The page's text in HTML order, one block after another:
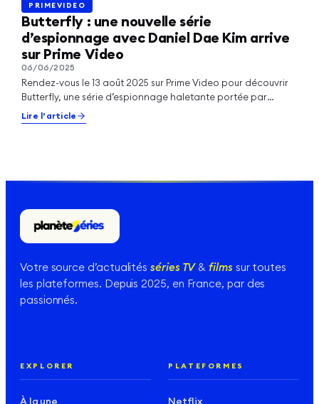
PRIMEVIDEO
PRIMEVIDEO
Butterfly : une nouvelle série
d’espionnage avec Daniel Dae Kim arrive
sur Prime Video
06/06/2025
Rendez-vous le 13 août 2025 sur Prime Video pour découvrir
Butterfly, une série d’espionnage haletante portée par
Daniel Dae Kim (Hawai…
Lire l’article
Votre source d’actualitésséries TV&filmssur toutes
les plateformes. Depuis 2025, en France, par des
passionnés.
EXPLORER
À la une
PLATEFORMES
Netflix